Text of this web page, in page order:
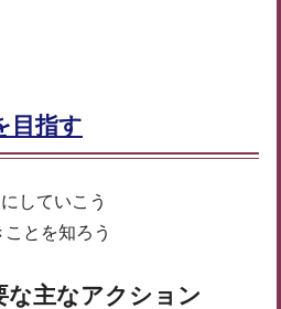
目指す
していこう
とを知ろう
な主なアクション